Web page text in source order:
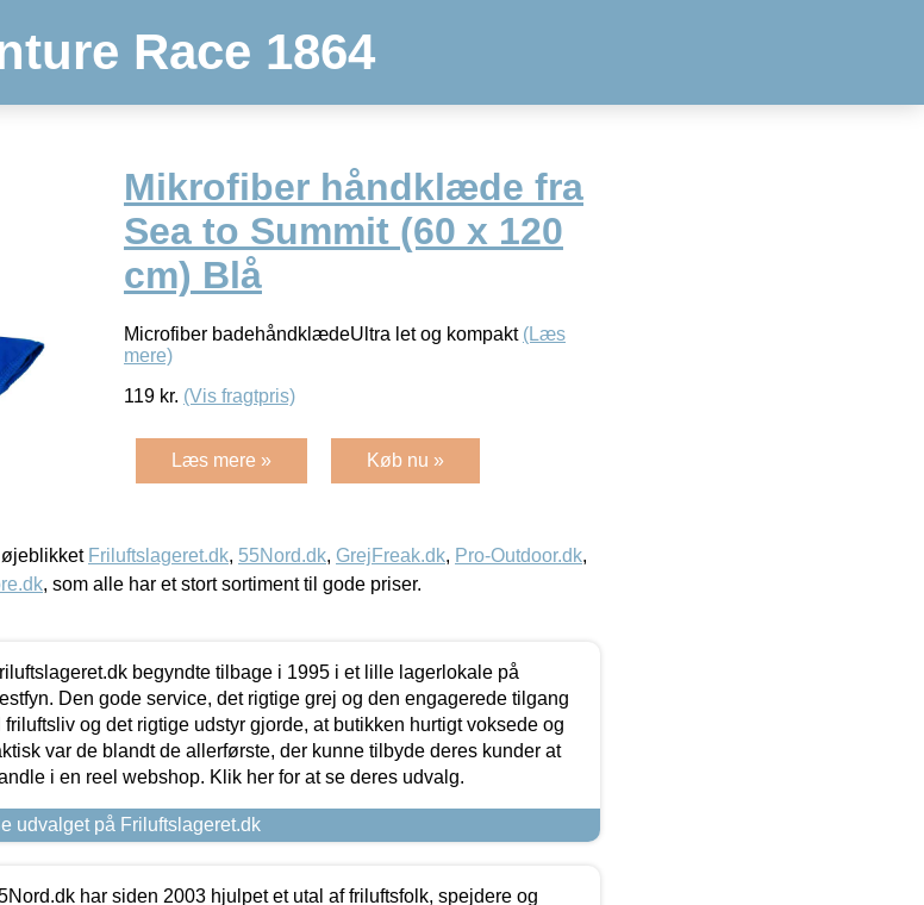
Race 1864
Mikrofiber håndklæde fra
Sea to Summit (60 x 120
cm) Blå
Microfiber badehåndklædeUltra let og kompakt (Læs
mere)
119 kr. (Vis fragtpris)
Læs mere » Køb nu »
Friluftslageret.dk, 55Nord.dk, GrejFreak.dk, Pro-Outdoor.dk,
, som alle har et stort sortiment til gode priser.
begyndte tilbage i 1995 i et lille lagerlokale på
Den gode service, det rigtige grej og den engagerede tilgang
friluftsliv og det rigtige udstyr gjorde, at butikken hurtigt voksede og
var de blandt de allerførste, der kunne tilbyde deres kunder at
i en reel webshop. Klik her for at se deres udvalg.
udvalget på Friluftslageret.dk
har siden 2003 hjulpet et utal af friluftsfolk, spejdere og